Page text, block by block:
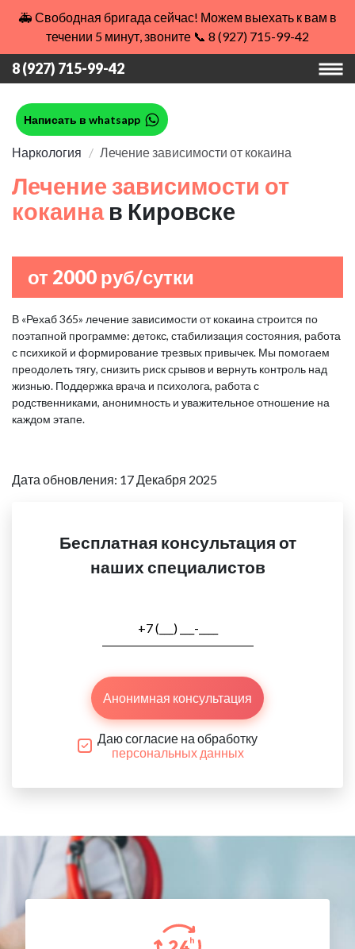
🚑 Свободная бригада сейчас! Можем выехать к вам в
течении 5 минут, звоните 📞 8 (927) 715-99-42
8 (927) 715-99-42
Написать в whatsapp
Наркология Лечение зависимости от кокаина
Лечение зависимости от
кокаина в Кировске
от 2000 руб/сутки
В «Рехаб 365» лечение зависимости от кокаина строится по
поэтапной программе: детокс, стабилизация состояния, работа
с психикой и формирование трезвых привычек. Мы помогаем
преодолеть тягу, снизить риск срывов и вернуть контроль над
жизнью. Поддержка врача и психолога, работа с
родственниками, анонимность и уважительное отношение на
каждом этапе.
Дата обновления: 17 Декабря 2025
Бесплатная консультация от
наших специалистов
Анонимная консультация
Даю согласие на обработку
персональных данных